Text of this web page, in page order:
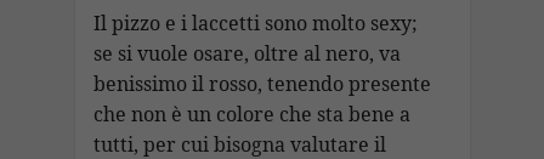
Il pizzo e i laccetti sono molto sexy;
se si vuole osare, oltre al nero, va
benissimo il rosso, tenendo presente
che non è un colore che sta bene a
tutti, per cui bisogna valutare il